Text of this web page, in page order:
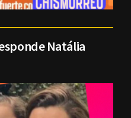
Natália